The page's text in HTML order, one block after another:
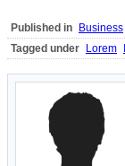
Published in
Business
Tagged under
Lorem